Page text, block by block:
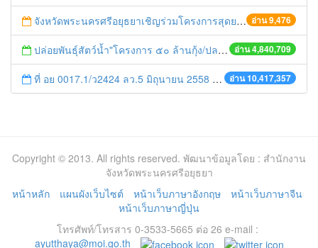
อ่าน 9,476
จังหวัดพระนครศรีอยุธยาเชิญร่วมโครงการสุดยอดเอสเอ็มอีจังหวัด (SME Provincial Champions)
อ่าน 4,840,709
ปล่อยพันธุ์สัตว์น้ำ"โครงการ ๕๐ ล้านกุ้ง/ปลา ฟื้นชีวิตใหม่ให้เจ้าพระยา
อ่าน 10,417,357
ที่ อย 0017.1/ว2424 ลว.5 มิถุนายน 2558 เรื่อง แจ้งกำหนดตรวจประเมินและให้คะแนนหน่วยงานที่สมัครเข้าร่วมโครงการพัฒนาหน่วยงานต้นแบบในการจัดตั้งศูนย์ข้อมูลข่าวสารของราชการฯ ประจำปีงบประมาณ พ.ศ. 2558
Copyright © 2013. All rights reserved. พัฒนาข้อมูลโดย : สำนักงาน
จังหวัดพระนครศรีอยุธยา
หน้าหลัก
แผนผังเว็บไซต์ หน้าเว็บภาษาอังกฤษ
หน้าเว็บภาษาจีน
หน้าเว็บภาษาญี่ปุ่น
โทรศัพท์/โทรสาร 0-3533-5665 ต่อ 26 e-mail :
ayutthaya@moi.go.th